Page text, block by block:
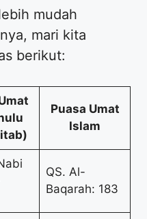
mudah
mari kita
berikut:
Puasa Umat
Islam
QS. Al-
Baqarah: 183